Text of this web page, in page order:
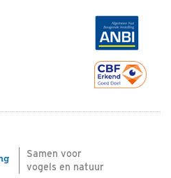
Samen voor
vogels en natuur